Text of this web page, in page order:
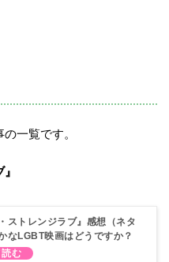
一覧です。
ストレンジラブ』感想（ネタ
なLGBT映画はどうですか？